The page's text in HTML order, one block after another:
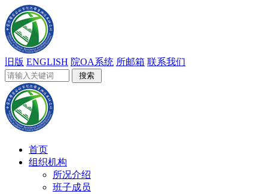
旧版 ENGLISH 院OA系统 所邮箱 联系我们
首页
组织机构
所况介绍
班子成员